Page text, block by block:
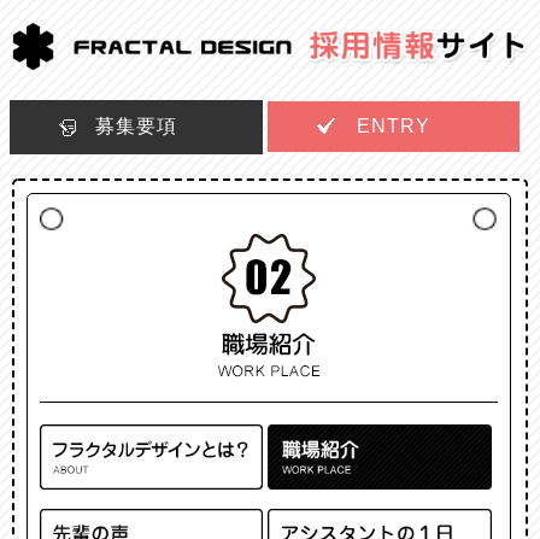
募集要項 ENTRY